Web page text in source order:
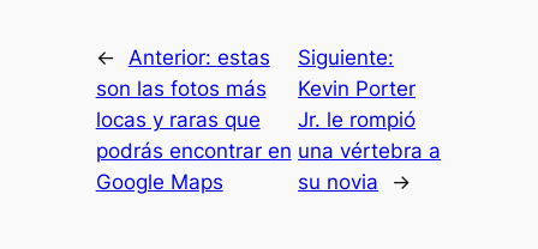
← Anterior: estas
son las fotos más
locas y raras que
podrás encontrar en
Google Maps
Siguiente:
Kevin Porter
Jr. le rompió
una vértebra a
su novia
→